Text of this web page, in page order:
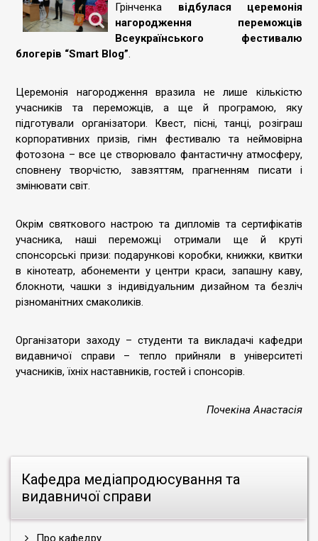
Кафедра медіапродюсування та
видавничої справи
Про кафедру
Грінченка відбулася церемонія
нагородження переможців
Всеукраїнського фестивалю
блогерів “Smart Blog”.
Церемонія нагородження вразила не лише кількістю
учасників та переможців, а ще й програмою, яку
підготували організатори. Квест, пісні, танці, розіграш
корпоративних призів, гімн фестивалю та неймовірна
фотозона – все це створювало фантастичну атмосферу,
сповнену творчістю, завзяттям, прагненням писати і
змінювати світ.
Окрім святкового настрою та дипломів та сертифікатів
учасника, наші переможці отримали ще й круті
спонсорські призи: подарункові коробки, книжки, квитки
в кінотеатр, абонементи у центри краси, запашну каву,
блокноти, чашки з індивідуальним дизайном та безліч
різноманітних смаколиків.
Організатори заходу – студенти та викладачі кафедри
видавничої справи – тепло прийняли в університеті
учасників, їхніх наставників, гостей і спонсорів.
Почекіна Анастасія